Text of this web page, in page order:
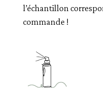
l’échantillon
commande !